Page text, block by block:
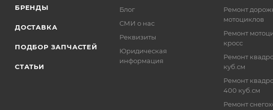
БРЕНДЫ
ДОСТАВКА
ПОДБОР ЗАПЧАСТЕЙ
СТАТЬИ
Блог
СМИ о нас
Реквизиты
Юридическая
информация
Ремонт
мотоциклов
Ремонт
кросс
Ремонт
куб.см
Ремонт
400 куб.см
Ремонт